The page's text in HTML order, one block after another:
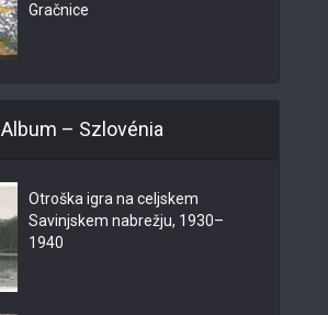
Gračnice
Album – Szlovénia
Otroška igra na celjskem
Savinjskem nabrežju, 1930–
1940